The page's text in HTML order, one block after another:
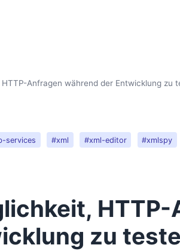
Anfragen während der Entwicklung zu
services #xml #xml-editor #xmlspy
zu